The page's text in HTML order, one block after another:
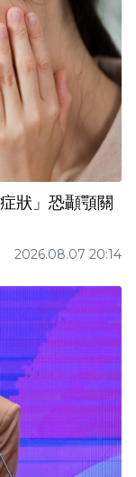
狀」恐顳顎關
2026.08.07 20:14